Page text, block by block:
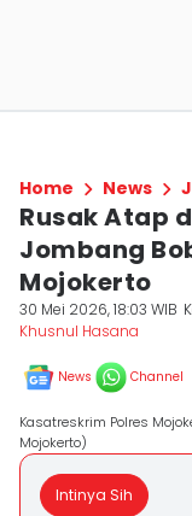
Home News
Rusak Atap
Jombang
Mojokerto
30 Mei 2026, 18:03 WIB
Khusnul Hasana
News Channel
Kasatreskrim Polres
Mojokerto)
Intinya Sih